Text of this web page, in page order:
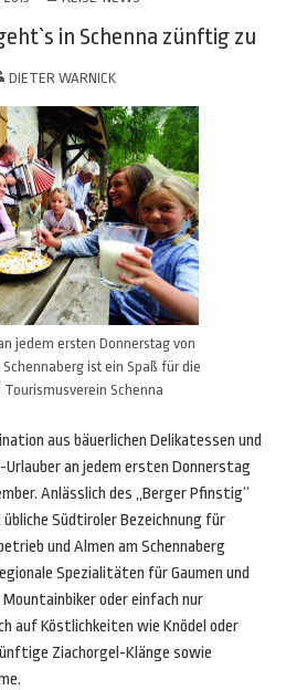
in Schenna zünftig zu
DIETER WARNICK
jedem ersten Donnerstag von
ist ein Spaß für die
Schenna
aus bäuerlichen Delikatessen und
an jedem ersten Donnerstag
Anlässlich des „Berger Pfinstig“
Südtiroler Bezeichnung für
und Almen am Schennaberg
Spezialitäten für Gaumen und
oder einfach nur
auf Köstlichkeiten wie Knödel oder
Ziachorgel-Klänge sowie